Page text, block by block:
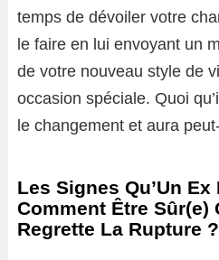
temps de dévoiler votre
le faire en lui envoyant un
de votre nouveau style de
occasion spéciale. Quoi
le changement et aura
Les Signes Qu’Un Ex
Comment Être Sûr(e)
Regrette La Rupture ?